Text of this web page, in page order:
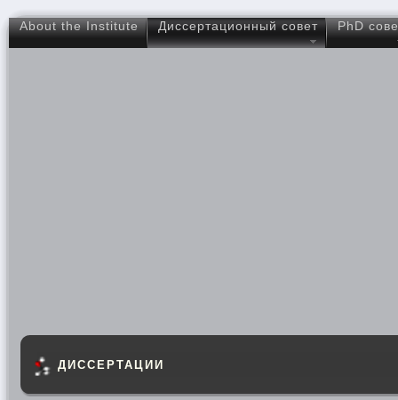
About the Institute Диссертационный совет PhD
ДИССЕРТАЦИИ